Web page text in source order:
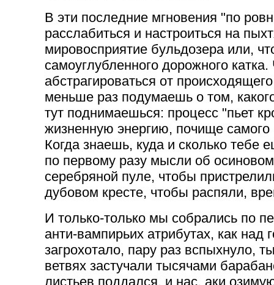
В эти последние мгновения "по
расслабиться и настроиться на
мировосприятие бульдозера или,
самоуглубленного дорожного
абстрагироваться от
меньше раз подумаешь о том,
тут поднимаешься: процесс "пьет
жизненную энергию, почище самого
Когда знаешь, куда и сколько тебе
по первому разу мысли об
серебряной пуле, чтобы
дубовом кресте, чтобы распяли,
И только-только мы собрались по
анти-вампирьих атрибутах, как над
загрохотало, пару раз вспыхнуло,
ветвях застучали тысячами
листьев поддался, и нас, аки